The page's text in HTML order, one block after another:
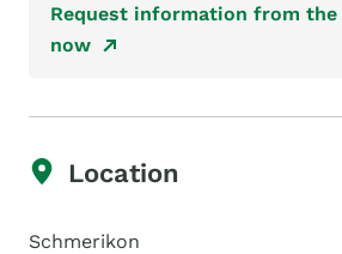
Request information from the
now
Location
Schmerikon